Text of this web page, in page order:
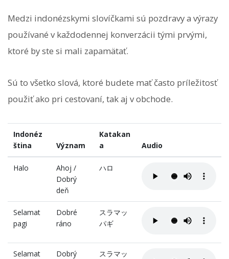
Medzi indonézskymi slovíčkami sú pozdravy a výrazy
používané v každodennej konverzácii tými prvými,
ktoré by ste si mali zapamätať.
Sú to všetko slová, ktoré budete mať často príležitosť
použiť ako pri cestovaní, tak aj v obchode.
Indonéz
ština
Význam
Katakan
a
Audio
Halo
Ahoj /
Dobrý
deň
ハロ
Selamat
pagi
Dobré
ráno
スラマッ
パギ
Selamat
Dobrý
スラマッ